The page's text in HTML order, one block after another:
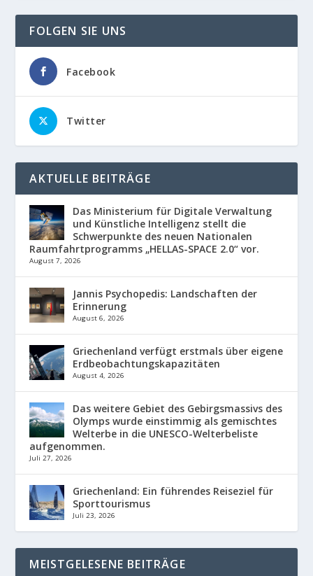
FOLGEN SIE UNS
Facebook
Twitter
AKTUELLE BEITRÄGE
Das Ministerium für Digitale Verwaltung
und Künstliche Intelligenz stellt die
Schwerpunkte des neuen Nationalen
Raumfahrtprogramms „HELLAS-SPACE 2.0“ vor.
August 7, 2026
Jannis Psychopedis: Landschaften der
Erinnerung
August 6, 2026
Griechenland verfügt erstmals über eigene
Erdbeobachtungskapazitäten
August 4, 2026
Das weitere Gebiet des Gebirgsmassivs des
Olymps wurde einstimmig als gemischtes
Welterbe in die UNESCO-Welterbeliste
aufgenommen.
Juli 27, 2026
Griechenland: Ein führendes Reiseziel für
Sporttourismus
Juli 23, 2026
MEISTGELESENE BEITRÄGE